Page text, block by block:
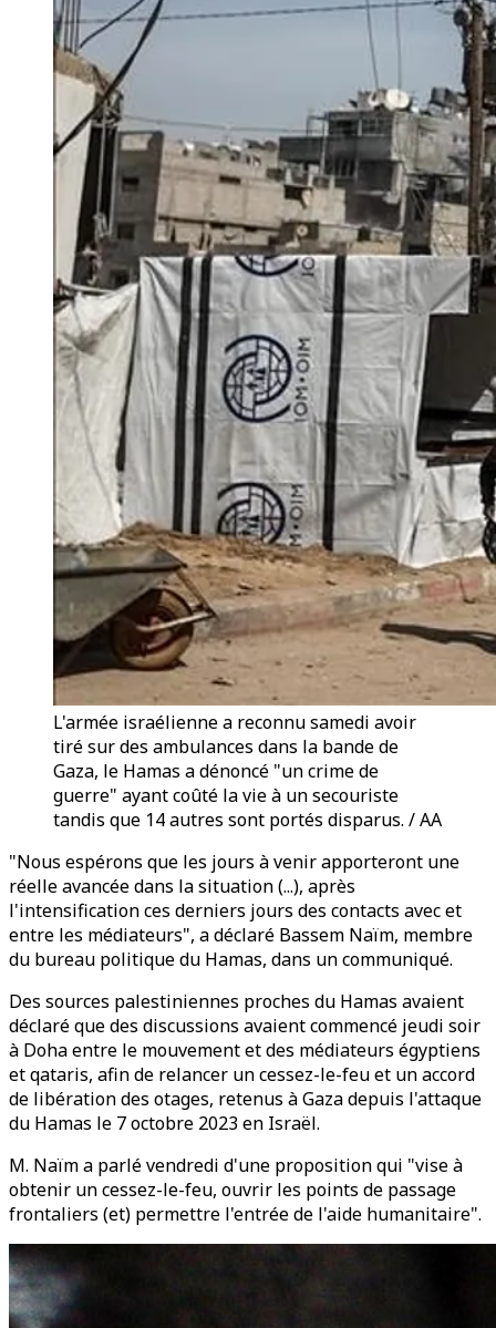
L'armée israélienne a reconnu samedi avoir
tiré sur des ambulances dans la bande de
Gaza, le Hamas a dénoncé "un crime de
guerre" ayant coûté la vie à un secouriste
tandis que 14 autres sont portés disparus. / AA
"Nous espérons que les jours à venir apporteront une
réelle avancée dans la situation (...), après
l'intensification ces derniers jours des contacts avec et
entre les médiateurs", a déclaré Bassem Naïm, membre
du bureau politique du Hamas, dans un communiqué.
Des sources palestiniennes proches du Hamas avaient
déclaré que des discussions avaient commencé jeudi soir
à Doha entre le mouvement et des médiateurs égyptiens
et qataris, afin de relancer un cessez-le-feu et un accord
de libération des otages, retenus à Gaza depuis l'attaque
du Hamas le 7 octobre 2023 en Israël.
M. Naïm a parlé vendredi d'une proposition qui "vise à
obtenir un cessez-le-feu, ouvrir les points de passage
frontaliers (et) permettre l'entrée de l'aide humanitaire".